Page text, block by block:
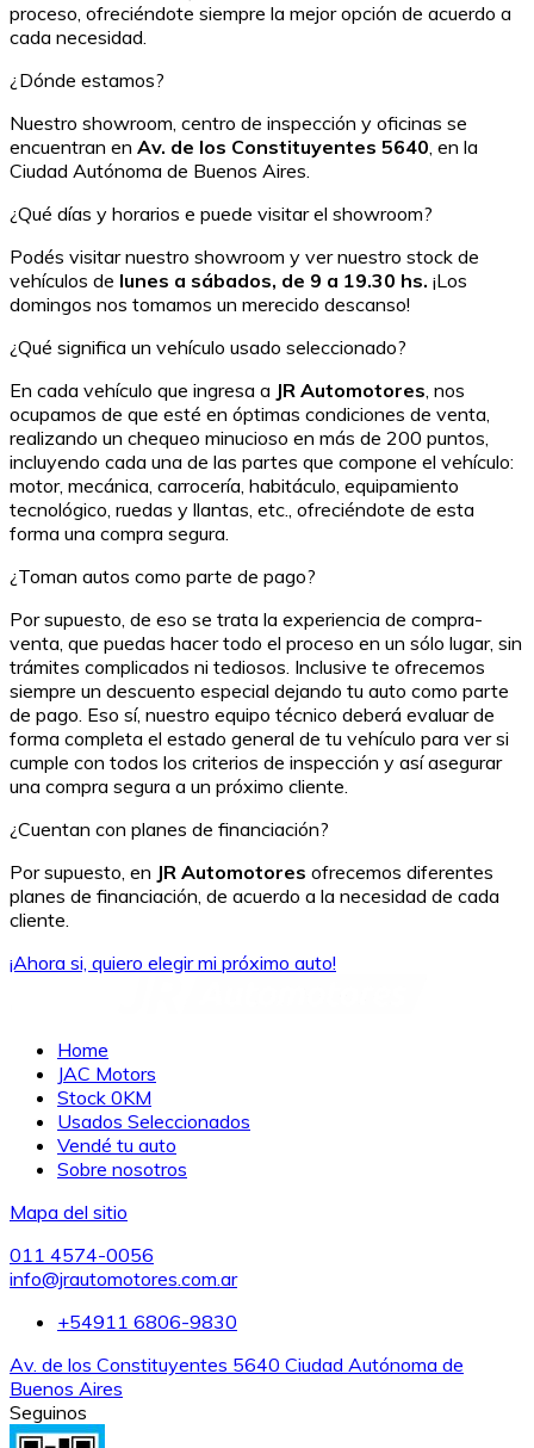
proceso, ofreciéndote siempre la mejor opción de acuerdo a
cada necesidad.
¿Dónde estamos?
Nuestro showroom, centro de inspección y oficinas se
encuentran en Av. de los Constituyentes 5640 , en la
Ciudad Autónoma de Buenos Aires.
¿Qué días y horarios e puede visitar el showroom?
Podés visitar nuestro showroom y ver nuestro stock de
vehículos de lunes a sábados, de 9 a 19.30 hs. ¡Los
domingos nos tomamos un merecido descanso!
¿Qué significa un vehículo usado seleccionado?
En cada vehículo que ingresa a JR Automotores , nos
ocupamos de que esté en óptimas condiciones de venta,
realizando un chequeo minucioso en más de 200 puntos,
incluyendo cada una de las partes que compone el vehículo:
motor, mecánica, carrocería, habitáculo, equipamiento
tecnológico, ruedas y llantas, etc., ofreciéndote de esta
forma una compra segura.
¿Toman autos como parte de pago?
Por supuesto, de eso se trata la experiencia de compra-
venta, que puedas hacer todo el proceso en un sólo lugar, sin
trámites complicados ni tediosos. Inclusive te ofrecemos
siempre un descuento especial dejando tu auto como parte
de pago. Eso sí, nuestro equipo técnico deberá evaluar de
forma completa el estado general de tu vehículo para ver si
cumple con todos los criterios de inspección y así asegurar
una compra segura a un próximo cliente.
¿Cuentan con planes de financiación?
Por supuesto, en JR Automotores ofrecemos diferentes
planes de financiación, de acuerdo a la necesidad de cada
cliente.
¡Ahora si, quiero elegir mi próximo auto!
Home
JAC Motors
Stock 0KM
Usados Seleccionados
Vendé tu auto
Sobre nosotros
Mapa del sitio
011 4574-0056
info@jrautomotores.com.ar
+54911 6806-9830
Av. de los Constituyentes 5640 Ciudad Autónoma de
Buenos Aires
Seguinos